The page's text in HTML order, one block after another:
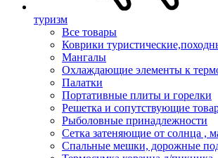
туризм
Все товары
Коврики
Мангалы
Охлаждающие элементы к
Палатки
Портативные плиты и горелки
Решетка и сопутствующие
Рыболовные принадлежности
Сетка затеняющие от солнца ,
Спальные мешки, дорожные